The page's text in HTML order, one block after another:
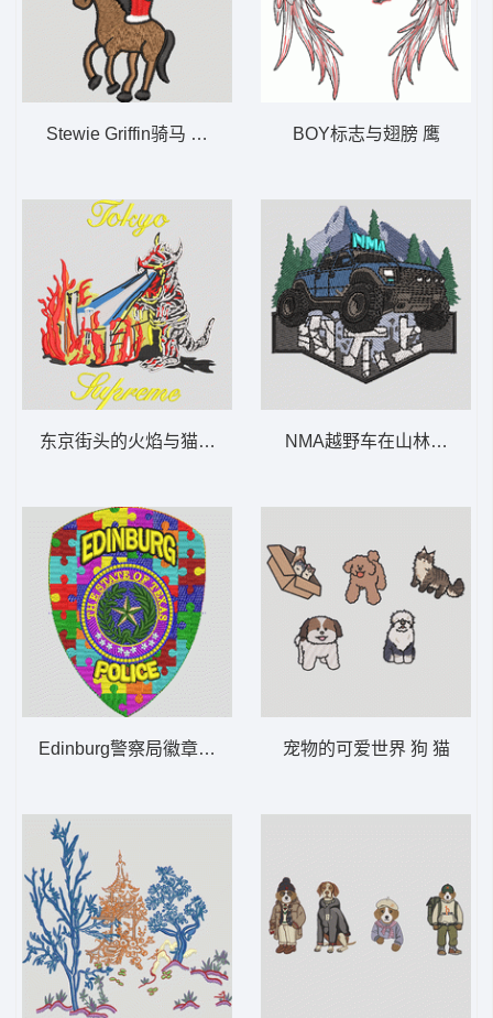
Stewie Griffin骑马 拉夫劳伦小马
东京街头的火焰与猫 怪兽 哥斯拉
Edinburg警察局徽章 POLICE EDINB
BOY标志与翅膀 鹰
NMA越野车在山林中探险
宠物的可爱世界 狗 猫